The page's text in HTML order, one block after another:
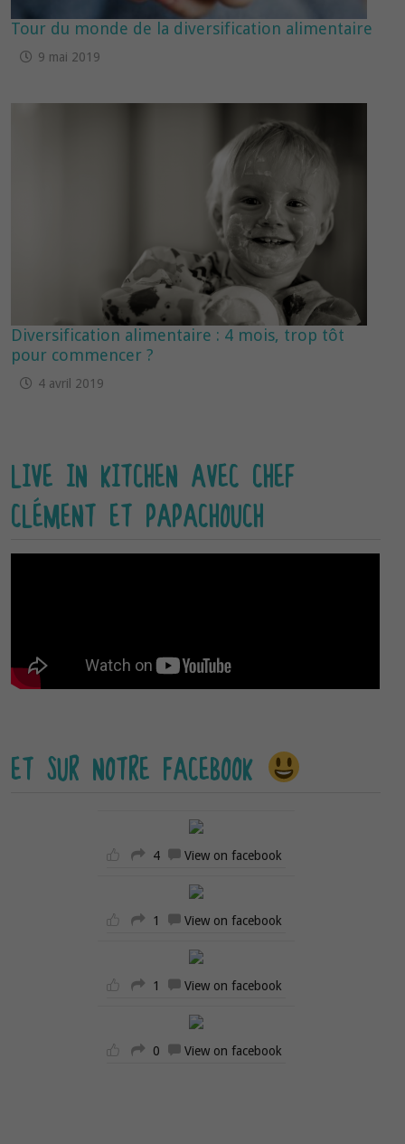
Tour du monde de la diversification alimentaire
9 mai 2019
Diversification alimentaire : 4 mois, trop tôt
pour commencer ?
4 avril 2019
LIVE IN KITCHEN AVEC CHEF
CLÉMENT ET PAPACHOUCH
ET SUR NOTRE FACEBOOK
4 View on facebook
1 View on facebook
1 View on facebook
0 View on facebook